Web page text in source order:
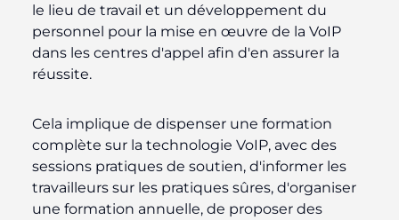
le lieu de travail et un développement du
personnel pour la mise en œuvre de la VoIP
dans les centres d'appel afin d'en assurer la
réussite.
Cela implique de dispenser une formation
complète sur la technologie VoIP, avec des
sessions pratiques de soutien, d'informer les
travailleurs sur les pratiques sûres, d'organiser
une formation annuelle, de proposer des